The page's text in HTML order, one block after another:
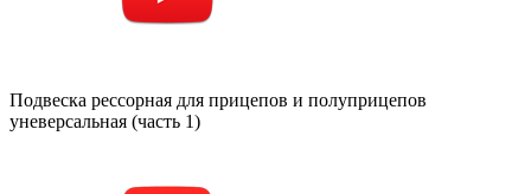
Подвеска рессорная для прицепов и полуприцепов
уневерсальная (часть 1)